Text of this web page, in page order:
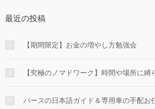
最近の投稿
【期間限定】お金の増やし方勉強会
【究極のノマドワーク】時間や場所に
パースの日本語ガイド＆専用車の手配お